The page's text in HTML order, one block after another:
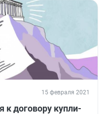
15 февраля 2021
к договору купли-